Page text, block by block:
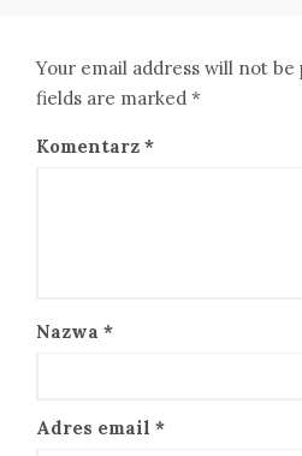
Your email address will not be
fields are marked *
Komentarz *
Nazwa *
Adres email *